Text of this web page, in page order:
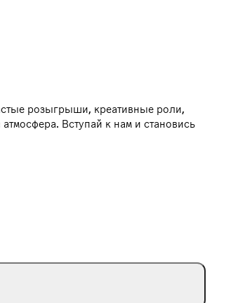
розыгрыши, креативные роли,
Вступай к нам и становись